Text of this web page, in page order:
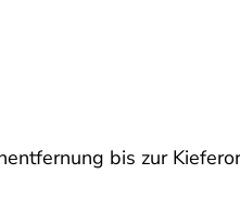
bis zur